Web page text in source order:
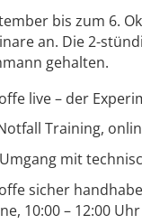
bis zum 6.
an. Die 2-
gehalten.
live – der
Training,
mit
sicher
10:00 – 12:00 Uhr